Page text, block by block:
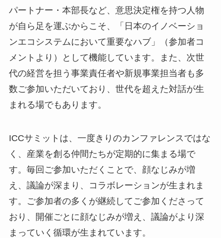
パートナー・本部長など、意思決定権を持つ人物
が自ら足を運ぶからこそ、「日本のイノベーショ
ンエコシステムにおいて重要なハブ」（参加者コ
メントより）として機能しています。また、次世
代の経営を担う事業責任者や新規事業担当者も多
数ご参加いただいており、世代を超えた対話が生
まれる場でもあります。
ICCサミットは、一度きりのカンファレンスではな
く、産業を創る仲間たちが定期的に集まる場で
す。毎回ご参加いただくことで、顔なじみが増
え、議論が深まり、コラボレーションが生まれま
す。ご参加者の多くが継続してご参加くださって
おり、開催ごとに顔なじみが増え、議論がより深
まっていく循環が生まれています。